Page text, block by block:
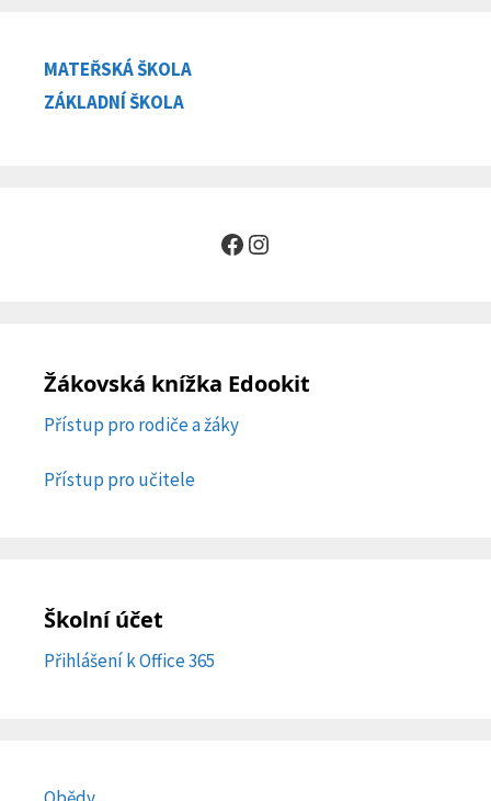
MATEŘSKÁ ŠKOLA
ZÁKLADNÍ ŠKOLA
Facebook
Instagram
Žákovská knížka Edookit
Přístup pro rodiče a žáky
Přístup pro učitele
Školní účet
Přihlášení k Office 365